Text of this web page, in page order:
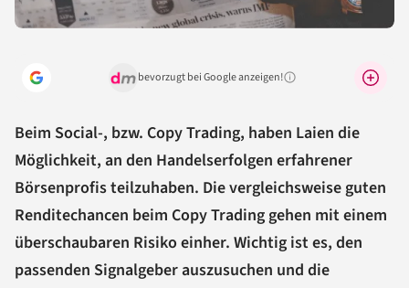
bevorzugt bei Google anzeigen!Warum lohnt sich das?
Beim Social-, bzw. Copy Trading, haben Laien die
Möglichkeit, an den Handelserfolgen erfahrener
Börsenprofis teilzuhaben. Die vergleichsweise guten
Renditechancen beim Copy Trading gehen mit einem
überschaubaren Risiko einher. Wichtig ist es, den
passenden Signalgeber auszusuchen und die